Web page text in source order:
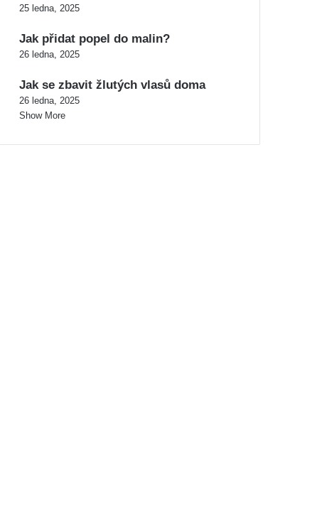
25 ledna, 2025
Jak přidat popel do malin?
26 ledna, 2025
Jak se zbavit žlutých vlasů doma
26 ledna, 2025
Show More